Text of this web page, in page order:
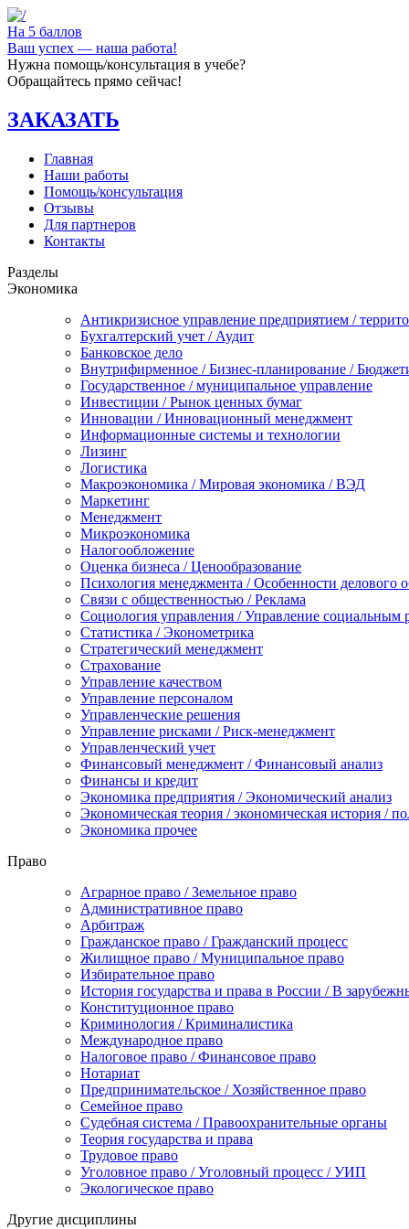
На 5 баллов
Ваш успех — наша работа!
Нужна помощь/консультация в учебе?
Обращайтесь прямо сейчас!
ЗАКАЗАТЬ
Главная
Наши работы
Помощь/консультация
Отзывы
Для партнеров
Контакты
Разделы
Экономика
Антикризисное управление предприятием /
Бухгалтерский учет / Аудит
Банковское дело
Внутрифирменное / Бизнес-планирование /
Государственное / муниципальное управление
Инвестиции / Рынок ценных бумаг
Инновации / Инновационный менеджмент
Информационные системы и технологии
Лизинг
Логистика
Макроэкономика / Мировая экономика / ВЭД
Маркетинг
Менеджмент
Микроэкономика
Налогообложение
Оценка бизнеса / Ценообразование
Психология менеджмента / Особенности делового
Связи с общественностью / Реклама
Социология управления / Управление социальным
Статистика / Эконометрика
Стратегический менеджмент
Страхование
Управление качеством
Управление персоналом
Управленческие решения
Управление рисками / Риск-менеджмент
Управленческий учет
Финансовый менеджмент / Финансовый анализ
Финансы и кредит
Экономика предприятия / Экономический анализ
Экономическая теория / экономическая история /
Экономика прочее
Право
Аграрное право / Земельное право
Административное право
Арбитраж
Гражданское право / Гражданский процесс
Жилищное право / Муниципальное право
Избирательное право
История государства и права в России / В
Конституционное право
Криминология / Криминалистика
Международное право
Налоговое право / Финансовое право
Нотариат
Предпринимательское / Хозяйственное право
Семейное право
Судебная система / Правоохранительные органы
Теория государства и права
Трудовое право
Уголовное право / Уголовный процесс / УИП
Экологическое право
Другие дисциплины